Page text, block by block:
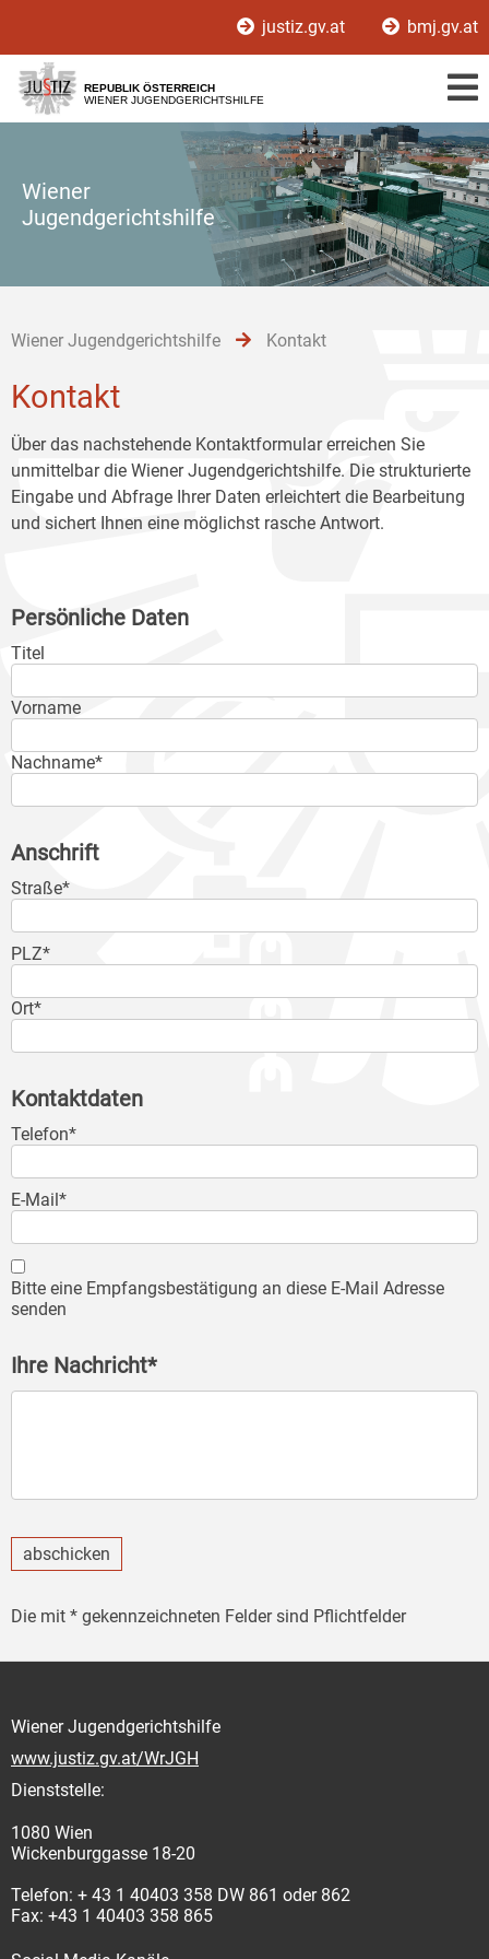
[1]
[2]
[3]
justiz.gv.at bmj.gv.at
REPUBLIK ÖSTERREICH
WIENER JUGENDGERICHTSHILFE
Wiener
Jugendgerichtshilfe
Wiener Jugendgerichtshilfe Kontakt
Kontakt
Über das nachstehende Kontaktformular erreichen Sie
unmittelbar die Wiener Jugendgerichtshilfe. Die strukturierte
Eingabe und Abfrage Ihrer Daten erleichtert die Bearbeitung
und sichert Ihnen eine möglichst rasche Antwort.
Persönliche Daten
Titel
Vorname
Nachname*
Anschrift
Straße*
PLZ*
Ort*
Kontaktdaten
Telefon*
E-Mail*
Bitte eine Empfangsbestätigung an diese E-Mail Adresse
senden
Ihre Nachricht*
abschicken
Die mit * gekennzeichneten Felder sind Pflichtfelder
Wiener Jugendgerichtshilfe
www.justiz.gv.at/WrJGH
Dienststelle:
1080 Wien
Wickenburggasse 18-20
Telefon: + 43 1 40403 358 DW 861 oder 862
Fax: +43 1 40403 358 865